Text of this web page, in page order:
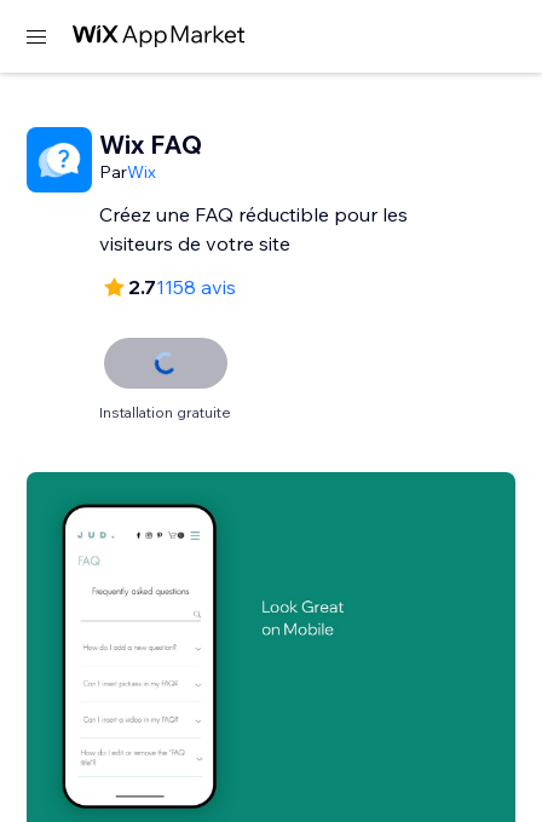
Wix FAQ
ParWix
Créez une FAQ réductible pour les
visiteurs de votre site
2.71158 avis
Installation gratuite